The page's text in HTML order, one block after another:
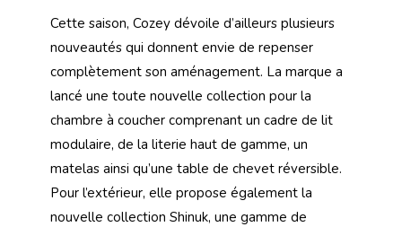
Cette saison, Cozey dévoile d’ailleurs plusieurs
nouveautés qui donnent envie de repenser
complètement son aménagement. La marque a
lancé une toute nouvelle collection pour la
chambre à coucher comprenant un cadre de lit
modulaire, de la literie haut de gamme, un
matelas ainsi qu’une table de chevet réversible.
Pour l’extérieur, elle propose également la
nouvelle collection Shinuk, une gamme de